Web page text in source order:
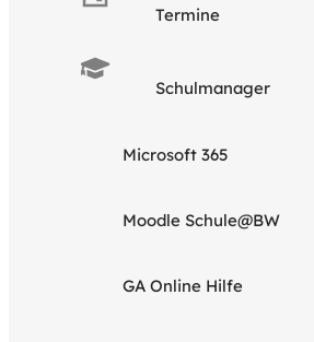
Termine
Schulmanager
Microsoft 365
Moodle Schule@BW
GA Online Hilfe